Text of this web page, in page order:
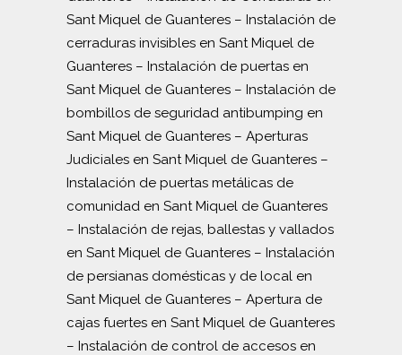
Sant Miquel de Guanteres – Instalación de
cerraduras invisibles en Sant Miquel de
Guanteres – Instalación de puertas en
Sant Miquel de Guanteres – Instalación de
bombillos de seguridad antibumping en
Sant Miquel de Guanteres – Aperturas
Judiciales en Sant Miquel de Guanteres –
Instalación de puertas metálicas de
comunidad en Sant Miquel de Guanteres
– Instalación de rejas, ballestas y vallados
en Sant Miquel de Guanteres – Instalación
de persianas domésticas y de local en
Sant Miquel de Guanteres – Apertura de
cajas fuertes en Sant Miquel de Guanteres
– Instalación de control de accesos en